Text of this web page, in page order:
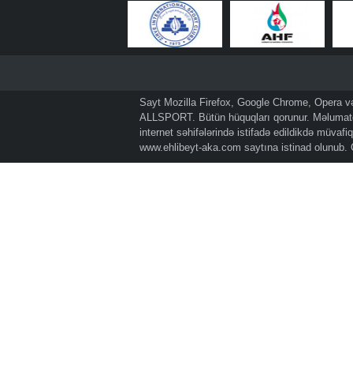
Sayt Mozilla Firefox, Google Chrome, Opera
ALLSPORT. Bütün hüquqları qorunur.
internet səhifələrində istifadə edildikdə
www.ehlibeyt-aka.com saytına istinad olunub.